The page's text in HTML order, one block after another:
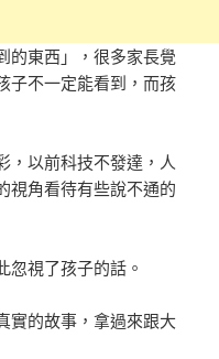
的東西」，很多家長覺
子不一定能看到，而孩
，以前科技不發達，人
視角看待有些說不通的
忽視了孩子的話。
實的故事，拿過來跟大